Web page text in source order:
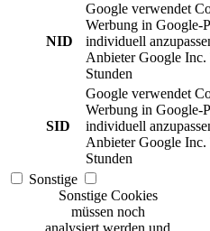
NID
Google verwendet
Werbung in Google-
individuell
Anbieter Google Inc.
Stunden
SID
Google verwendet
Werbung in Google-
individuell
Anbieter Google Inc.
Stunden
Sonstige
Sonstige Cookies
müssen noch
analysiert werden und